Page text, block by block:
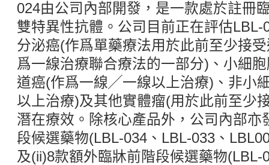
024由公司內部開發，是一款處於註冊
雙特異性抗體。公司目前正在評估
分泌癌(作爲單藥療法用於此前至少接
爲一線治療聯合療法的一部分)、小細
道癌(作爲一線╱一線以上治療)、非小
以上治療)及其他實體瘤(用於此前至少
潛在療效。除核心產品外，公司內部亦
段候選藥物(LBL-034、LBL-033、
及(ii)8款額外臨牀前階段候選藥物(LBL-